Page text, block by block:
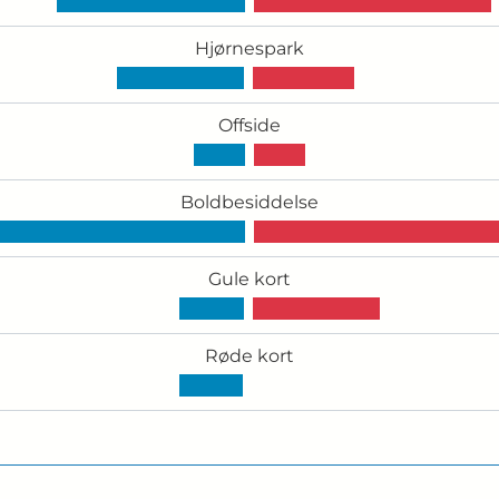
Hjørnespark
Offside
Boldbesiddelse
Gule kort
Røde kort